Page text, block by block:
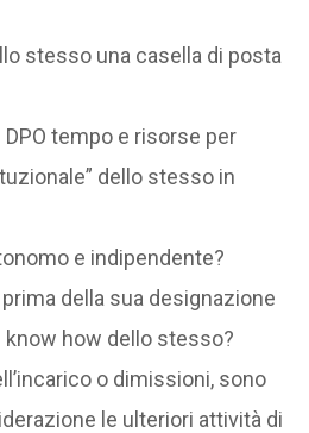
stesso una casella di posta
tempo e risorse per
dello stesso in
e indipendente?
della sua designazione
how dello stesso?
o dimissioni, sono
le ulteriori attività di